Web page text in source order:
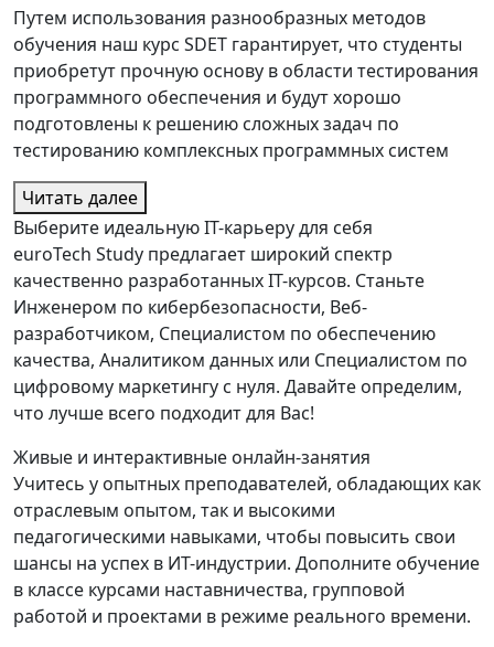
Путем использования разнообразных методов
обучения наш курс SDET гарантирует, что студенты
приобретут прочную основу в области тестирования
программного обеспечения и будут хорошо
подготовлены к решению сложных задач по
тестированию комплексных программных систем
Читать далее
Выберите идеальную IT-карьеру для себя
euroTech Study предлагает широкий спектр
качественно разработанных IT-курсов. Станьте
Инженером по кибербезопасности, Веб-
разработчиком, Специалистом по обеспечению
качества, Аналитиком данных или Специалистом по
цифровому маркетингу с нуля. Давайте определим,
что лучше всего подходит для Вас!
Живые и интерактивные онлайн-занятия
Учитесь у опытных преподавателей, обладающих как
отраслевым опытом, так и высокими
педагогическими навыками, чтобы повысить свои
шансы на успех в ИТ-индустрии. Дополните обучение
в классе курсами наставничества, групповой
работой и проектами в режиме реального времени.